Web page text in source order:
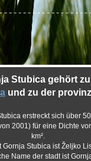
Stubica gehört
und zu der provinz
erstreckt sich über
2001) für eine Dichte
km².
Gornja Stubica ist Željko
Name der stadt ist